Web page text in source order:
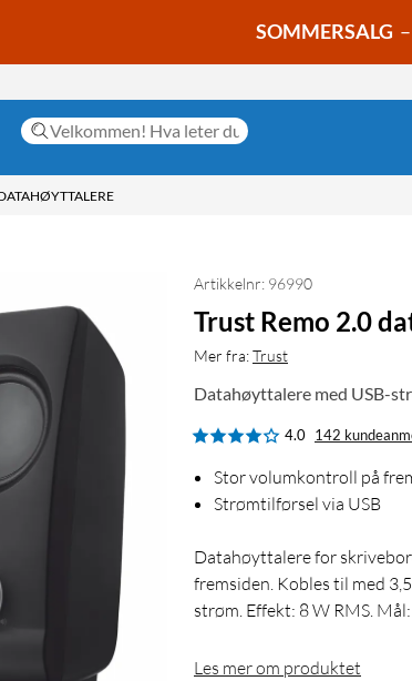
SOMMERSALG
Artikkelnr: 96990
Trust Remo 2.0
Mer fra:Trust
Datahøyttalere med USB-
4.0 142
Stor volumkontroll på
Strømtilførsel via USB
Datahøyttalere for
fremsiden. Kobles til med
strøm. Effekt: 8 W RMS.
Les mer om produktet